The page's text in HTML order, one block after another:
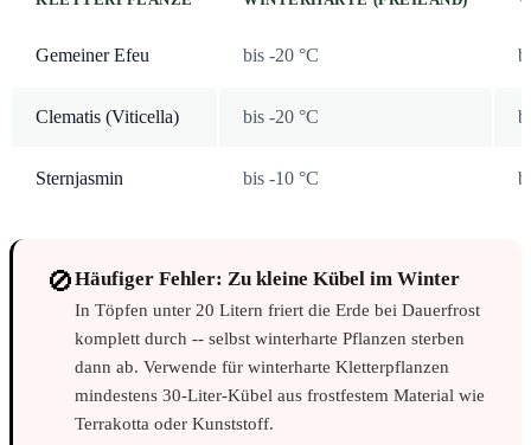
Gemeiner Efeu bis -20 °C
Clematis (Viticella) bis -20 °C
Sternjasmin bis -10 °C
🚫Häufiger Fehler: Zu kleine Kübel im Winter
In Töpfen unter 20 Litern friert die Erde bei Dauerfrost
komplett durch -- selbst winterharte Pflanzen sterben
dann ab. Verwende für winterharte Kletterpflanzen
mindestens 30-Liter-Kübel aus frostfestem Material wie
Terrakotta oder Kunststoff.